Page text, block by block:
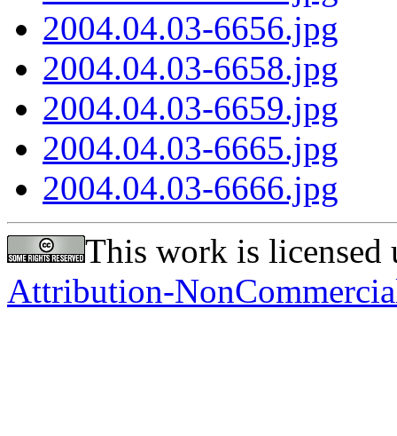
2004.04.03-6656.jpg
2004.04.03-6658.jpg
2004.04.03-6659.jpg
2004.04.03-6665.jpg
2004.04.03-6666.jpg
This work is licensed
Attribution-